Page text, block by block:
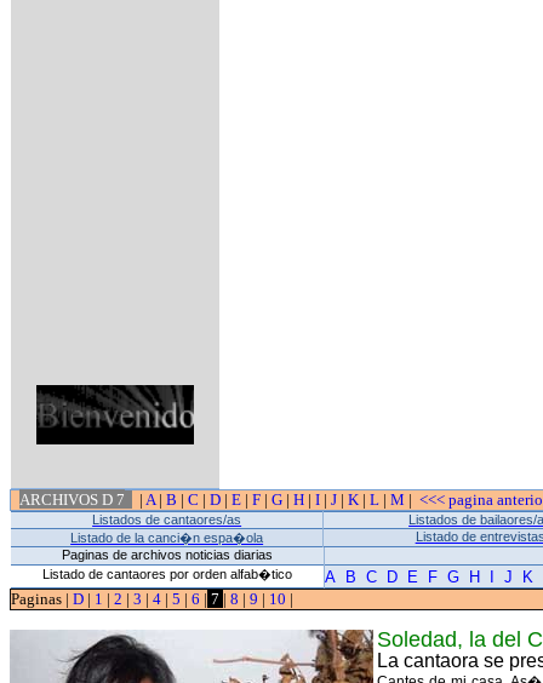
ARCHIVOS D 7 | A| B |C |D |E | F |G | H | I | J |K |L | M | <<< pagina
Listados de cantaores/as
Listados de bailaores/
Listado de la canci�n espa�ola
Listado de
Paginas de archivos noticias diarias
Listado de cantaores por orden alfab�tico
A B C D E F G H J
K
Paginas | D | 1 | 2 | 3 | 4 | 5 | 6 | 7 | 8 | 9 | 10 |
Soledad, la del
La cantaora se